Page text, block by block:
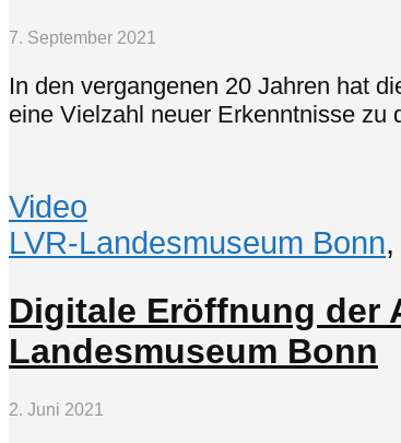
7. September 2021
In den vergangenen 20 Jahren hat
eine Vielzahl neuer Erkenntnisse zu
Video
LVR-Landesmuseum Bonn,
Digitale Eröffnung der
Landesmuseum Bonn
2. Juni 2021